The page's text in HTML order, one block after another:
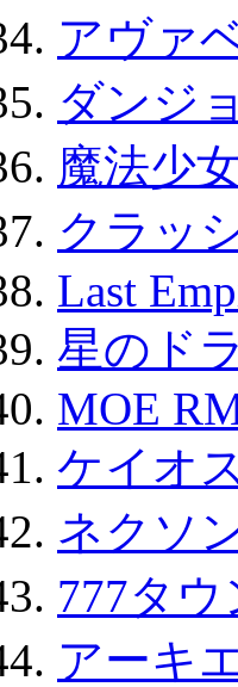
アヴァ
ダンジ
魔法少
クラッ
Last
星のド
MOE
ケイオ
ネクソ
777タ
アーキ